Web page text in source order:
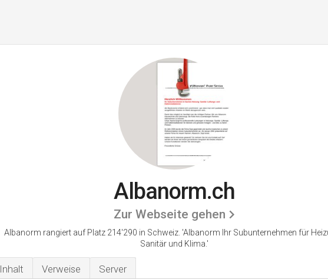
Albanorm.ch
Zur Webseite gehen
Albanorm rangiert auf Platz 214'290 in Schweiz. 'Albanorm Ihr Subunternehmen für
Sanitär und Klima.'
Inhalt Verweise Server